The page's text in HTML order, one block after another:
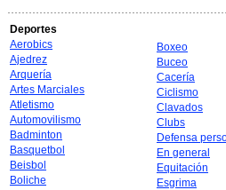
Deportes
Aerobics
Ajedrez
Arquería
Artes Marciales
Atletismo
Automovilismo
Badminton
Basquetbol
Beisbol
Boliche
Boxeo
Buceo
Cacería
Ciclismo
Clavados
Clubs
Defensa
En general
Equitación
Esgrima